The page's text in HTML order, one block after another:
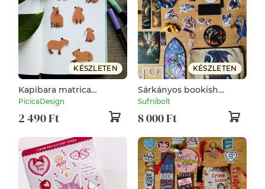
KÉSZLETEN
Kapibara matrica
csomag
PicicaDesign
2 490 Ft
KÉSZLETEN
Sárkányos bookish
bundle (új)
Sufnibolt
8 000 Ft